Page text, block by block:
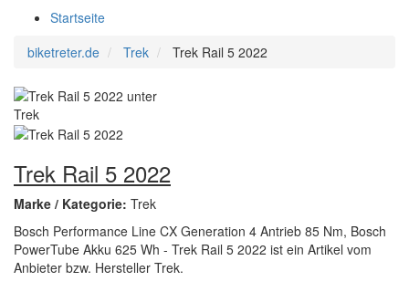
Startseite
biketreter.de
Trek Trek Rail 5 2022
Trek Rail 5 2022
Marke / Kategorie: Trek
Bosch Performance Line CX Generation 4 Antrieb 85 Nm, Bosch
PowerTube Akku 625 Wh - Trek Rail 5 2022 ist ein Artikel vom
Anbieter bzw. Hersteller Trek.